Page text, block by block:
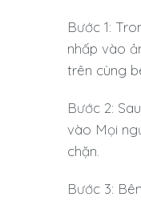
Bước 1:
nhấp vào
trên cùng
Bước 2:
vào Mọi
chặn.
Bước 3: